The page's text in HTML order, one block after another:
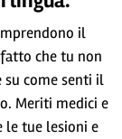
il
che tu non
su come senti il
Meriti medici e
le tue lesioni e